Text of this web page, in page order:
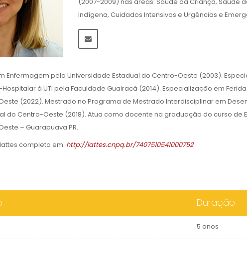
Indígena, Cuidados Intensivos e Urgências e
Enfermagem pela Universidade Estadual do Centro-Oeste (2003).
à UTI pela Faculdade Guairacá (2014). Especialização em
(2022). Mestrado no Programa de Mestrado Interdisciplinar em
do Centro-Oeste (2018). Atua como docente na graduação do curso de
– Guarapuava PR.
completo em: http://lattes.cnpq.br/7407510541000752
Duração
5 anos